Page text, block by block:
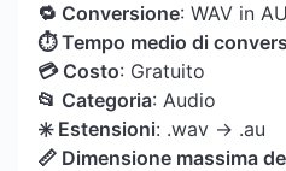
🔁 Conversione: WAV in AU
⏱ Tempo medio di
💳 Costo: Gratuito
📂 Categoria: Audio
✳️ Estensioni: .wav → .au
📏 Dimensione massima